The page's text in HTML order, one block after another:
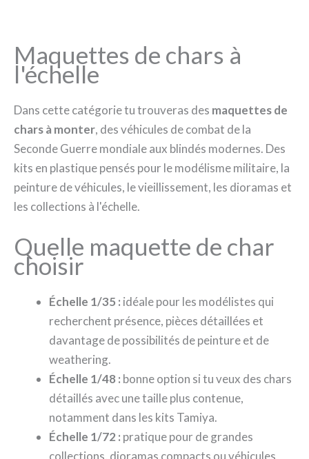
Maquettes de chars à
l'échelle
Dans cette catégorie tu trouveras des maquettes de
chars à monter, des véhicules de combat de la
Seconde Guerre mondiale aux blindés modernes. Des
kits en plastique pensés pour le modélisme militaire, la
peinture de véhicules, le vieillissement, les dioramas et
les collections à l'échelle.
Quelle maquette de char
choisir
Échelle 1/35 : idéale pour les modélistes qui
recherchent présence, pièces détaillées et
davantage de possibilités de peinture et de
weathering.
Échelle 1/48 : bonne option si tu veux des chars
détaillés avec une taille plus contenue,
notamment dans les kits Tamiya.
Échelle 1/72 : pratique pour de grandes
collections, dioramas compacts ou véhicules